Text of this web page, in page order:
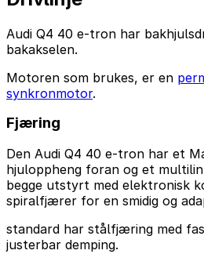
Audi Q4 40 e-tron har
bakakselen.
Motoren som brukes, er en
synkronmotor.
Fjæring
Den Audi Q4 40 e-tron har et
hjuloppheng foran og et
begge utstyrt med elektronisk
spiralfjærer for en smidig og
standard har stålfjæring med
justerbar demping.